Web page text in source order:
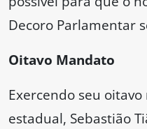
Decoro Parlamentar
Oitavo Mandato
Exercendo seu
estadual, Sebastião